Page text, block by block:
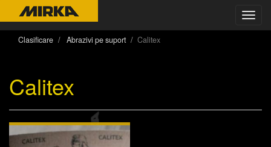
Clasificare Abrazivi pe suport Calitex
Calitex